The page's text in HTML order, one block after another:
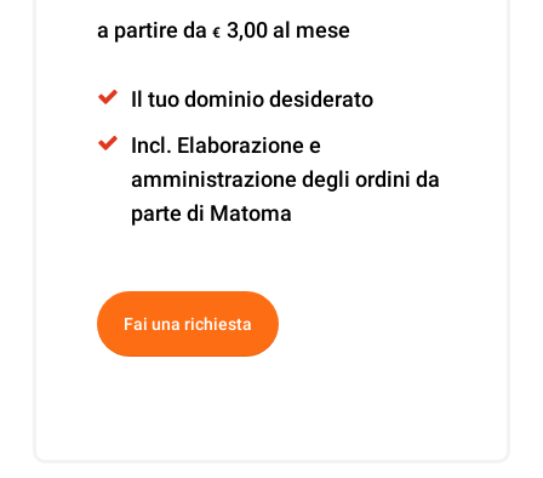
a partire da € 3,00al mese
Il tuo dominio desiderato
Incl. Elaborazione e
amministrazione degli ordini da
parte di Matoma
Fai una richiesta